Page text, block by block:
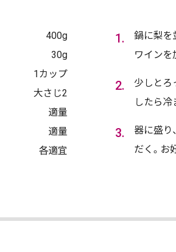
400g
30g
1カップ
大さじ2
適量
適量
各適宜
鍋に梨を
ワインを
少しとろ
したら冷
器に盛り
だく。お